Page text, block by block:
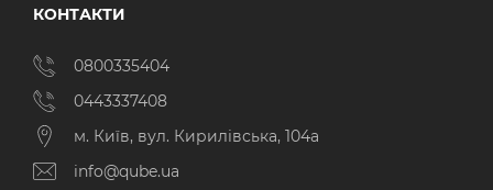
КОНТАКТИ
0800335404
0443337408
м. Київ, вул. Кирилівська, 104а
info@qube.ua